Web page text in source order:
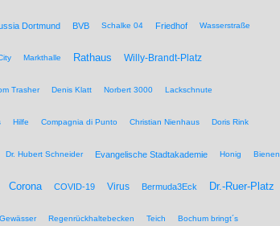
Dortmund BVB Schalke 04 Friedhof Wasserstraße
Markthalle Rathaus Willy-Brandt-Platz
Trasher Denis Klatt Norbert 3000 Lackschnute
Hilfe Compagnia di Punto Christian Nienhaus Doris Rink
Dr. Hubert Schneider Evangelische Stadtakademie Honig Bienen
Corona COVID-19 Virus Bermuda3Eck Dr.-Ruer-Platz
Gewässer Regenrückhaltebecken Teich Bochum bringt´s